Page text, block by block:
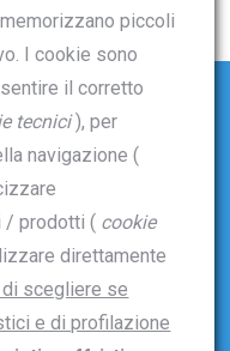
piccoli
I cookie sono
il corretto
tecnici), per
navigazione (
/ prodotti ( cookie
direttamente
scegliere se
e di profilazione